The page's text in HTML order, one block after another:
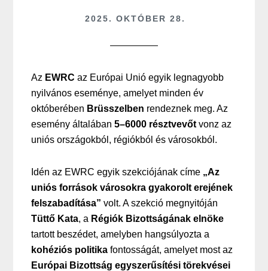
2025. OKTÓBER 28.
Az EWRC az Európai Unió egyik legnagyobb
nyilvános eseménye, amelyet minden év
októberében Brüsszelben rendeznek meg. Az
esemény általában5–6000 résztvevőt vonz az
uniós országokból, régiókból és városokból.
Idén az EWRC egyik szekciójának címe „Az
uniós források városokra gyakorolt erejének
felszabadítása” volt. A szekció megnyitóján
Tüttő Kata, a Régiók Bizottságának elnöke
tartott beszédet, amelyben hangsúlyozta a
kohéziós politika fontosságát, amelyet most az
Európai Bizottság egyszerűsítési törekvései